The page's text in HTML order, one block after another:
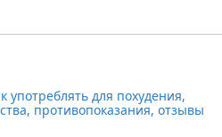
употреблять для похудения,
противопоказания, отзывы